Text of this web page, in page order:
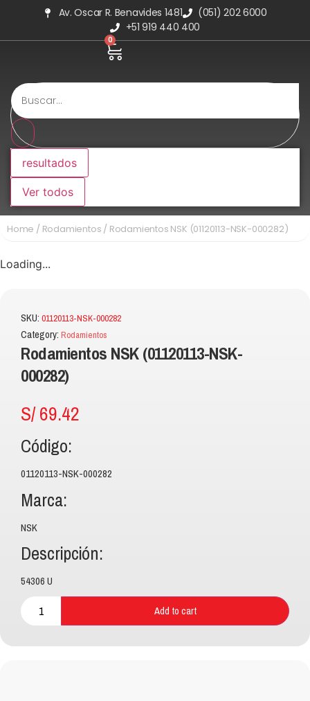
Av. Oscar R. Benavides 1481
(051) 202 6000
+51 919 440 400
0
resultados
Ver todos
Home / Rodamientos / Rodamientos NSK (01120113-NSK-000282)
Loading...
SKU: 01120113-NSK-000282
Category: Rodamientos
Rodamientos NSK (01120113-NSK-
000282)
S/69.42
Código:
01120113-NSK-000282
Marca:
NSK
Descripción:
54306 U
Add to cart